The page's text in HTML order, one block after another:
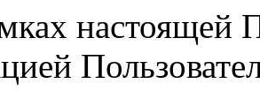
настоящей